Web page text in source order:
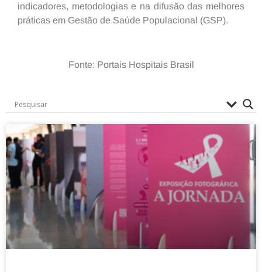
indicadores, metodologias e na difusão das melhores
práticas em Gestão de Saúde Populacional (GSP).
Fonte: Portais Hospitais Brasil